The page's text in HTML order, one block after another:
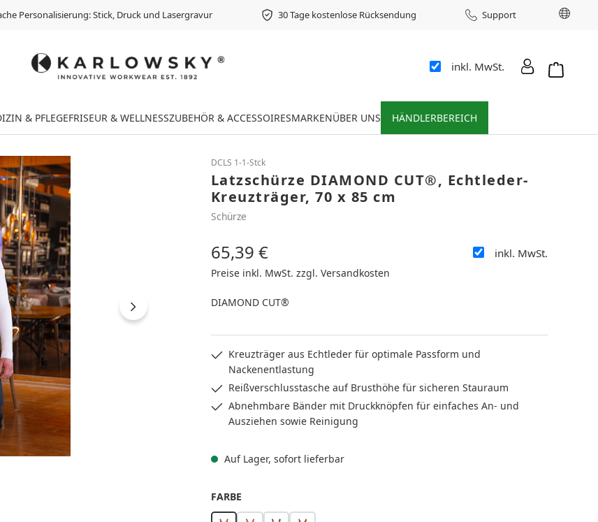
Personalisierung: Stick, Druck und Lasergravur 30 Tage kostenlose Rücksendung Support
inkl. MwSt.
& PFLEGEFRISEUR & WELLNESSZUBEHÖR & ACCESSOIRESMARKENÜBER UNS HÄNDLERBEREICH
DCLS 1-1-Stck
Latzschürze DIAMOND CUT®, Echtleder-
Kreuzträger, 70 x 85 cm
Schürze
Regulärer Preis:
65,39 € inkl. MwSt.
Preise inkl. MwSt. zzgl. Versandkosten
DIAMOND CUT®
Kreuzträger aus Echtleder für optimale Passform und
Nackenentlastung
Reißverschlusstasche auf Brusthöhe für sicheren Stauraum
Abnehmbare Bänder mit Druckknöpfen für einfaches An- und
Ausziehen sowie Reinigung
Auf Lager, sofort lieferbar
FARBEAUSWÄHLEN